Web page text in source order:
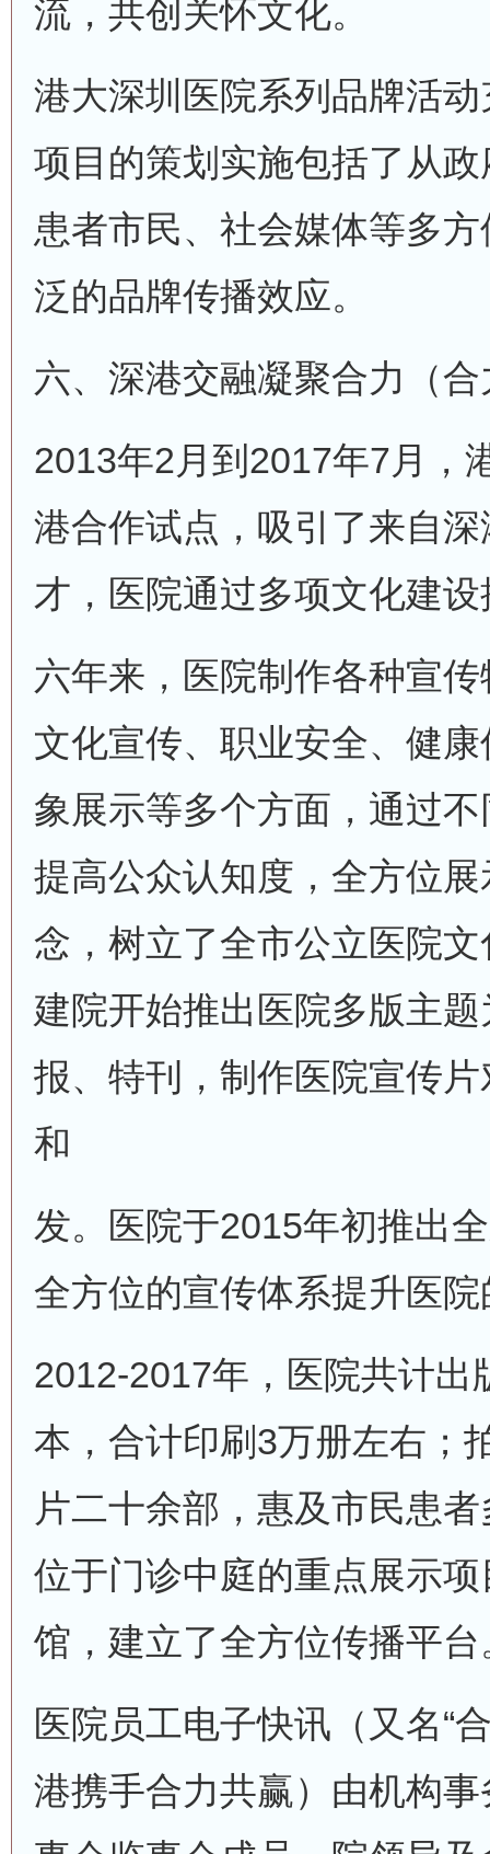
流，共创关怀文化。
港大深圳医院系列品牌活
项目的策划实施包括了从
患者市民、社会媒体等多
泛的品牌传播效应。
六、深港交融凝聚合力（
2013年2月到2017年7月，
港合作试点，吸引了来自
才，医院通过多项文化建
六年来，医院制作各种宣
文化宣传、职业安全、健
象展示等多个方面，通过
提高公众认知度，全方位
念，树立了全市公立医院
建院开始推出医院多版主
报、特刊，制作医院宣传
和
发。医院于2015年初推出
全方位的宣传体系提升医
2012-2017年，医院共计出
本，合计印刷3万册左右；
片二十余部，惠及市民患
位于门诊中庭的重点展示
馆，建立了全方位传播平台
医院员工电子快讯（又名“
港携手合力共赢）由机构